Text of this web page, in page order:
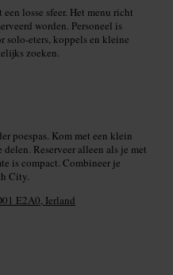
losse sfeer. Het menu richt
worden. Personeel is
eters, koppels en kleine
zoeken.
poespas. Kom met een klein
Reserveer alleen als je met
is compact. Combineer je
City.
E2A0, Ierland